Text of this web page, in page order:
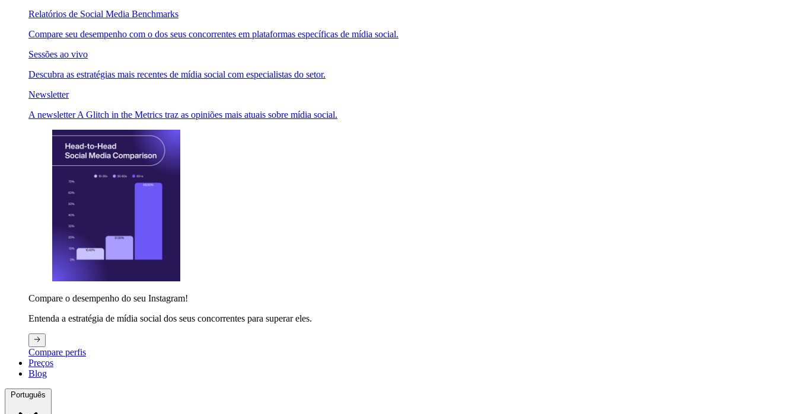
Relatórios de Social Media Benchmarks
Compare seu desempenho com o dos seus concorrentes em plataformas específicas de mídia social.
Sessões ao vivo
Descubra as estratégias mais recentes de mídia social com especialistas do setor.
Newsletter
A newsletter A Glitch in the Metrics traz as opiniões mais atuais sobre mídia social.
Compare o desempenho do seu Instagram!
Entenda a estratégia de mídia social dos seus concorrentes para superar eles.
Compare perfis
Preços
Blog